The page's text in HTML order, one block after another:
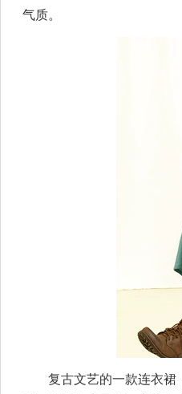
气质。
复古文艺的一款连衣裙